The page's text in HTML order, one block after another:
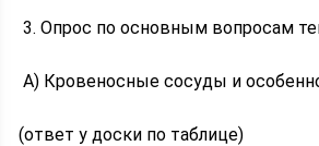
3. Опрос по основным вопросам
А) Кровеносные сосуды и
(ответ у доски по таблице)